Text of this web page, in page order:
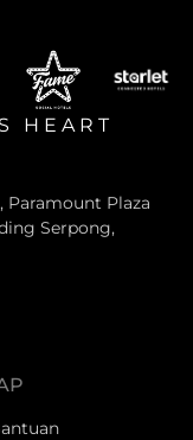
HEART
Paramount Plaza
Serpong,